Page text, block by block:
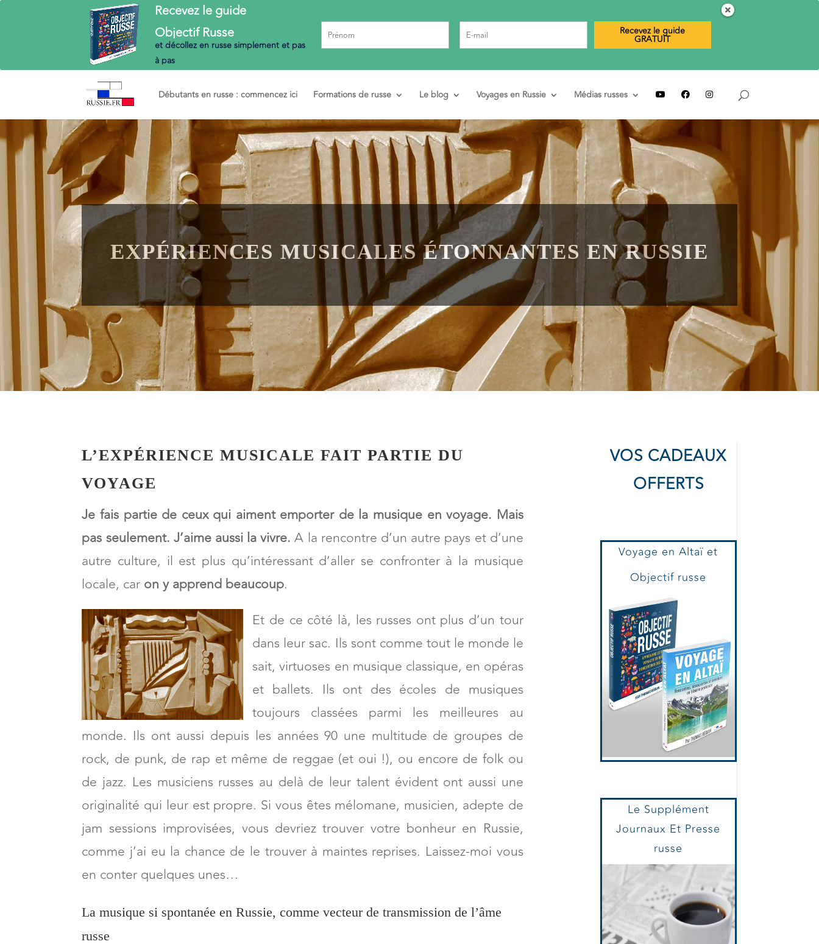
Débutants en russe : commencez ici Formations de russe Le blog Voyages en Russie Médias russes
EXPÉRIENCES MUSICALES ÉTONNANTES EN RUSSIE
L’EXPÉRIENCE MUSICALE FAIT PARTIE DU
VOYAGE
Je fais partie de ceux qui aiment emporter de la musique en voyage. Mais
pas seulement. J’aime aussi la vivre. A la rencontre d’un autre pays et d’une
autre culture, il est plus qu’intéressant d’aller se confronter à la musique
locale, car on y apprend beaucoup.
Et de ce côté là, les russes ont plus d’un tour
dans leur sac. Ils sont comme tout le monde le
sait, virtuoses en musique classique, en opéras
et ballets. Ils ont des écoles de musiques
toujours classées parmi les meilleures au
monde. Ils ont aussi depuis les années 90 une multitude de groupes de
rock, de punk, de rap et même de reggae (et oui !), ou encore de folk ou
de jazz. Les musiciens russes au delà de leur talent évident ont aussi une
originalité qui leur est propre. Si vous êtes mélomane, musicien, adepte de
jam sessions improvisées, vous devriez trouver votre bonheur en Russie,
comme j’ai eu la chance de le trouver à maintes reprises. Laissez-moi vous
en conter quelques unes…
La musique si spontanée en Russie, comme vecteur de transmission de l’âme
russe
VOS CADEAUX
OFFERTS
Voyage en Altaï et
Objectif russe
Le Supplément
Journaux Et Presse
russe
Recevez le guide
ObjectifRusse
et décollez en russesimplement et pas
à pas
Recevez le guide
GRATUIT